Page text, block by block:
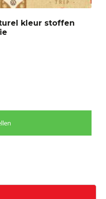
kleur stoffen